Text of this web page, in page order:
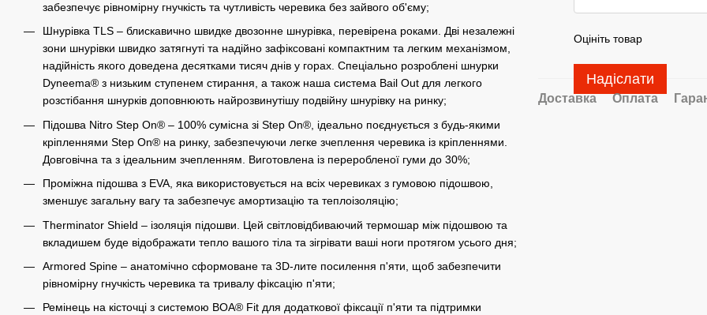
забезпечує рівномірну гнучкість та чутливість черевика без зайвого об'єму;
Шнурівка TLS – блискавично швидке двозонне шнурівка, перевірена роками. Дві незалежні
зони шнурівки швидко затягнуті та надійно зафіксовані компактним та легким механізмом,
надійність якого доведена десятками тисяч днів у горах. Спеціально розроблені шнурки
Dyneema® з низьким ступенем стирання, а також наша система Bail Out для легкого
розстібання шнурків доповнюють найрозвинутішу подвійну шнурівку на ринку;
Підошва Nitro Step On® – 100% сумісна зі Step On®, ідеально поєднується з будь-якими
кріпленнями Step On® на ринку, забезпечуючи легке зчеплення черевика із кріпленнями.
Довговічна та з ідеальним зчепленням. Виготовлена ​​із переробленої гуми до 30%;
Проміжна підошва з EVA, яка використовується на всіх черевиках з гумовою підошвою,
зменшує загальну вагу та забезпечує амортизацію та теплоізоляцію;
Therminator Shield – ізоляція підошви. Цей світловідбиваючий термошар між підошвою та
вкладишем буде відображати тепло вашого тіла та зігрівати ваші ноги протягом усього дня;
Armored Spine – анатомічно сформоване та 3D-лите посилення п'яти, щоб забезпечити
рівномірну гнучкість черевика та тривалу фіксацію п'яти;
Ремінець на кісточці з системою BOA® Fit для додаткової фіксації п'яти та підтримки
Оцініть товар
Надіслати
Доставка Оплата